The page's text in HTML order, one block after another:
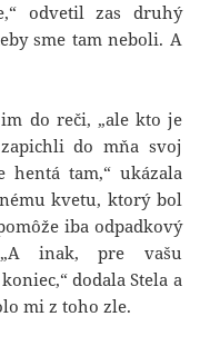
odvetil zas druhý
sme tam neboli. A
im do reči, „ale kto je
do mňa svoj
hentá tam,“ ukázala
kvetu, ktorý bol
iba odpadkový
inak, pre vašu
dodala Stela a
mi z toho zle.